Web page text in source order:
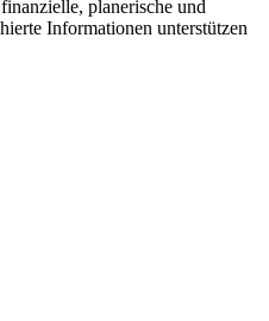
planerische und
Informationen unterstützen